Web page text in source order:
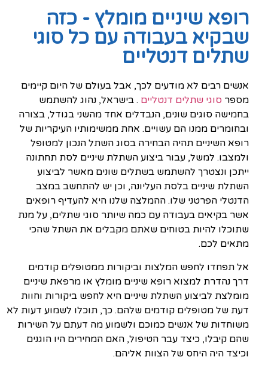
רופא שיניים מומלץ - כזה
שבקיא בעבודה עם כל סוגי
שתלים דנטליים
אנשים רבים לא מודעים לכך, אבל בעולם של היום קיימים
מספר סוגי שתלים דנטליים . בישראל, נהוג להשתמש
בחמישה סוגים שונים, הנבדלים אחד מהשני בגודל, בצורה
ובחומרים ממנו הם עשויים. אחת ממשימותיו העיקריות של
רופא השיניים תהיה הבחירה בסוג השתל הנכון למטופל
ולמצבו. למשל, עבור ביצוע השתלת שיניים לסת תחתונה
ייתכן ונצטרך להשתמש בשתלים שונים מאשר לביצוע
השתלת שיניים בלסת העליונה, וכן יש להתחשב במצב
הדנטלי הפרטני שלו. ההמלצה שלנו היא להעדיף רופאים
אשר בקיאים בעבודה עם כמה שיותר סוגי שתלים, על מנת
שתוכלו להיות בטוחים שאתם מקבלים את השתל שהכי
מתאים לכם.
אל תפחדו לחפש המלצות וביקורות ממטופלים קודמים
דרך נהדרת למצוא רופא שיניים מומלץ או מרפאת שיניים
מומלצת לביצוע השתלת שיניים היא לחפש ביקורות וחוות
דעת של מטופלים קודמים שלהם. כך, תוכלו לשמוע דעות לא
משוחדות של אנשים כמוכם ולשמוע מה דעתם על השירות
שהם קיבלו, כיצד עבר הטיפול, האם המחירים היו הוגנים
וכיצד היה היחס של הצוות אליהם.